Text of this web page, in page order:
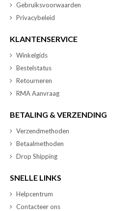
Gebruiksvoorwaarden
Privacybeleid
KLANTENSERVICE
Winkelgids
Bestelstatus
Retourneren
RMA Aanvraag
BETALING & VERZENDING
Verzendmethoden
Betaalmethoden
Drop Shipping
SNELLE LINKS
Helpcentrum
Contacteer ons